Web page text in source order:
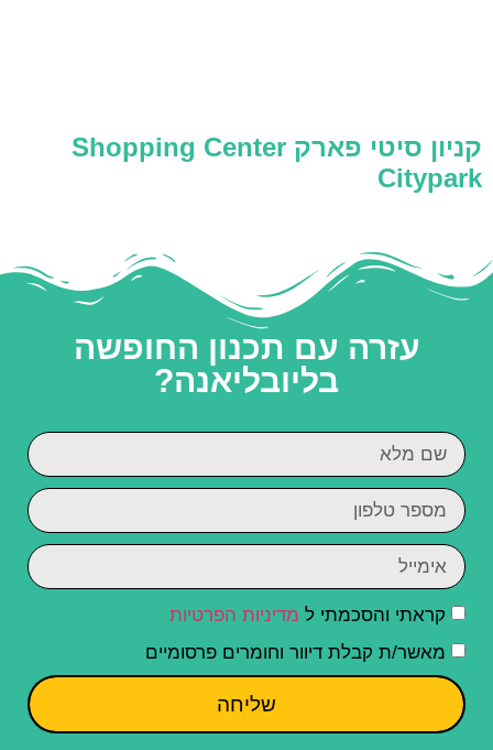
קניון סיטי פארק Shopping Center
Citypark
עזרה עם תכנון החופשה
בליובליאנה?
קראתי והסכמתי ל מדיניות הפרטיות
מאשר/ת קבלת דיוור וחומרים פרסומיים
שליחה